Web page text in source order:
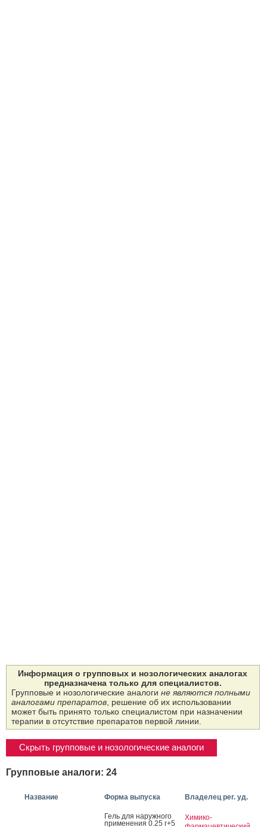
Информация о групповых и нозологических аналогах
предназначена только для специалистов.
Групповые и нозологические аналоги не являются полными
аналогами препаратов, решение об их использовании
может быть принято только специалистом при назначении
терапии в отсутствие препаратов первой линии.
Скрыть групповые и нозологические аналоги
Групповые аналоги: 24
Название Форма выпуска Владелец рег. уд.
Гель для на­руж­но­го
при­мене­ния 0.25 г+5
Химико-